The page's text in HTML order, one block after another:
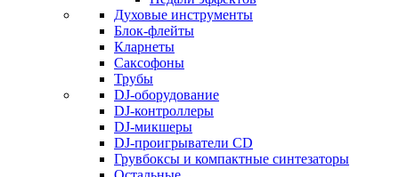
Духовые инструменты
Блок-флейты
Кларнеты
Саксофоны
Трубы
DJ-оборудование
DJ-контроллеры
DJ-микшеры
DJ-проигрыватели CD
Грувбоксы и компактные синтезаторы